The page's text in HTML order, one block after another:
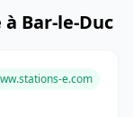
Bar-le-Duc
e.com